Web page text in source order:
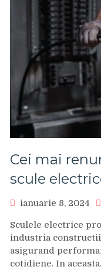
Cei mai
scule
ianuarie 8, 2024
Sculele electrice
industria
asigurand
cotidiene. In